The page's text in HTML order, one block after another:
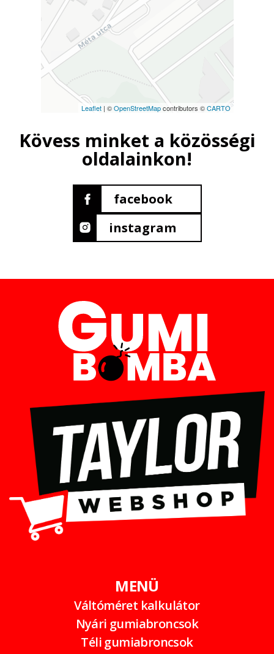
Leaflet| ©OpenStreetMapcontributors ©CARTO
Kövess minket a közösségi
oldalainkon!
facebook
instagram
MENÜ
Váltóméret kalkulátor
Nyári gumiabroncsok
Téli gumiabroncsok